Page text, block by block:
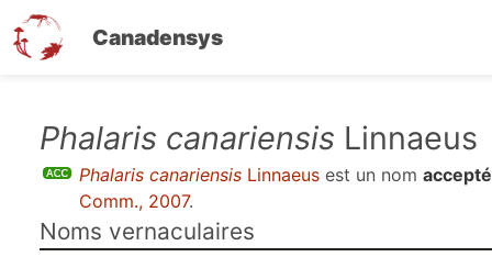
Canadensys
contenu
Phalaris canariensis Linnaeus
Phalaris canariensis Linnaeus est un nom
Comm., 2007.
Noms vernaculaires